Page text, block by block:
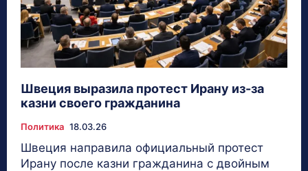
Швеция выразила протест Ирану из-за
казни своего гражданина
Политика 18.03.26
Швеция направила официальный протест
Ирану после казни гражданина с двойным